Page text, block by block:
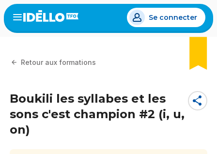
Aller
au
contenu
Open
menu
Se connecter
Retour aux formations
Boukili les syllabes et les
sons c'est champion #2 (i, u,
on)
share